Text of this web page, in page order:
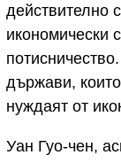
действително
икономически
държави,
нуждаят от
Уан Гуо-чен,